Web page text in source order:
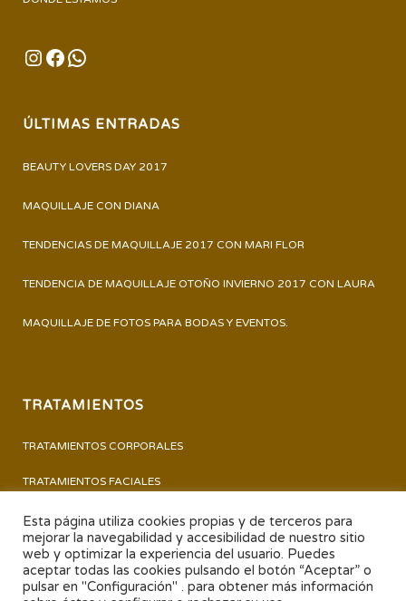
INSTAGRAM
FACEBOOK
WHATSAPP
ÚLTIMAS ENTRADAS
BEAUTY LOVERS DAY 2017
MAQUILLAJE CON DIANA
TENDENCIAS DE MAQUILLAJE 2017 CON MARI FLOR
TENDENCIA DE MAQUILLAJE OTOÑO INVIERNO 2017 CON LAURA
MAQUILLAJE DE FOTOS PARA BODAS Y EVENTOS.
TRATAMIENTOS
TRATAMIENTOS CORPORALES
TRATAMIENTOS FACIALES
PERMANENTE Y TINTE DE PESTAÑAS
PEDICURA – MANICURA
TRATAMIENTOS
Esta página utiliza cookies propias y de terceros para
mejorar la navegabilidad y accesibilidad de nuestro sitio
web y optimizar la experiencia del usuario. Puedes
aceptar todas las cookies pulsando el botón “Aceptar” o
pulsar en "Configuración" . para obtener más información